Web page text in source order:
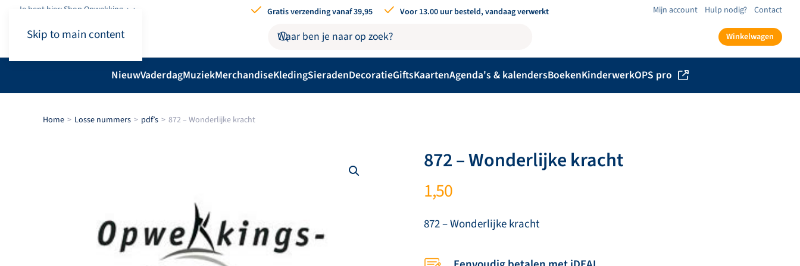
Skip to main content
Je bent hier: Shop.Opwekking Gratis verzending vanaf 39,95 Voor 13.00 uur besteld, vandaag verwerkt Mijn account Hulp nodig? Contact
Winkelwagen
NieuwVaderdagMuziekMerchandiseKledingSieradenDecoratieGiftsKaartenAgenda's & kalendersBoekenKinderwerkOPS pro
Home Losse nummers pdf’s 872 – Wonderlijke kracht
872 – Wonderlijke kracht
1,50
872 – Wonderlijke kracht